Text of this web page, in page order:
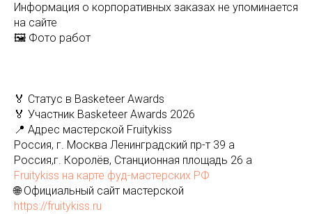
Информация о корпоративных заказах не упоминается
на сайте
🖼️ Фото работ
🏅 Статус в Basketeer Awards
🏅 Участник Basketeer Awards 2026
📍 Адрес мастерской Fruitykiss
Россия, г. Москва Ленинградский пр-т 39 а
Россия,г. Королёв, Станционная площадь 26 а
Fruitykiss на карте фуд-мастерских РФ
🌐 Официальный сайт мастерской
https://fruitykiss.ru